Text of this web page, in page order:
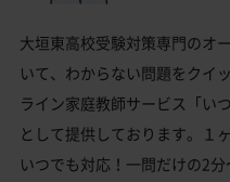
大垣東高校受験対策専門のオ
いて、わからない問題をクイ
ライン家庭教師サービス「い
として提供しております。１
いつでも対応！一問だけの2